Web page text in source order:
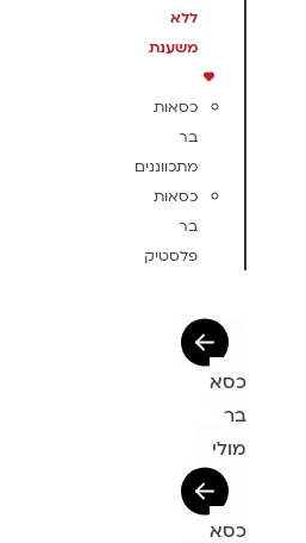
ללא
משענת
כסאות
בר
מתכווננים
כסאות
בר
פלסטיק
כסא
בר
מולי
כסא